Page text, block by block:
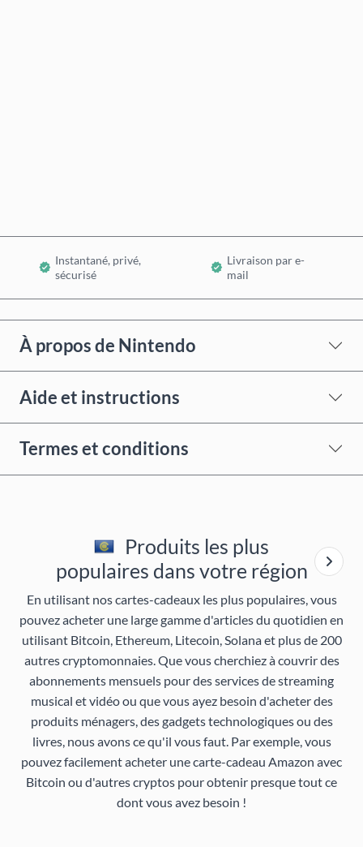
Instantané, privé,
sécurisé
Livraison par e-
mail
À propos de Nintendo
Aide et instructions
Termes et conditions
Produits les plus
populaires dans votre région
En utilisant nos cartes-cadeaux les plus populaires, vous
pouvez acheter une large gamme d'articles du quotidien en
utilisant Bitcoin, Ethereum, Litecoin, Solana et plus de 200
autres cryptomonnaies. Que vous cherchiez à couvrir des
abonnements mensuels pour des services de streaming
musical et vidéo ou que vous ayez besoin d'acheter des
produits ménagers, des gadgets technologiques ou des
livres, nous avons ce qu'il vous faut. Par exemple, vous
pouvez facilement acheter une carte-cadeau Amazon avec
Bitcoin ou d'autres cryptos pour obtenir presque tout ce
dont vous avez besoin !